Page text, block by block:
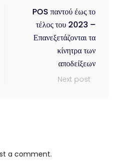
POS παντού έως το
τέλος του 2023 –
Επανεξετάζονται τα
κίνητρα των
αποδείξεων
Next post
a comment.